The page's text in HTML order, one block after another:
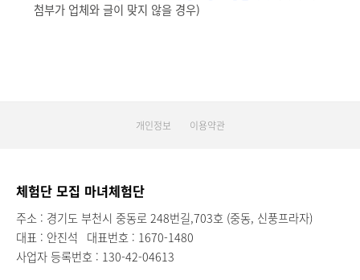
첨부가 업체와 글이 맞지 않을 경우)
개인정보 이용약관
체험단 모집 마녀체험단
주소 : 경기도 부천시 중동로 248번길,703호 (중동, 신풍프라자)
대표 : 안진석 대표번호 : 1670-1480
사업자 등록번호 : 130-42-04613